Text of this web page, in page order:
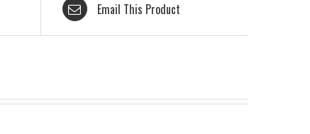
Email This Product